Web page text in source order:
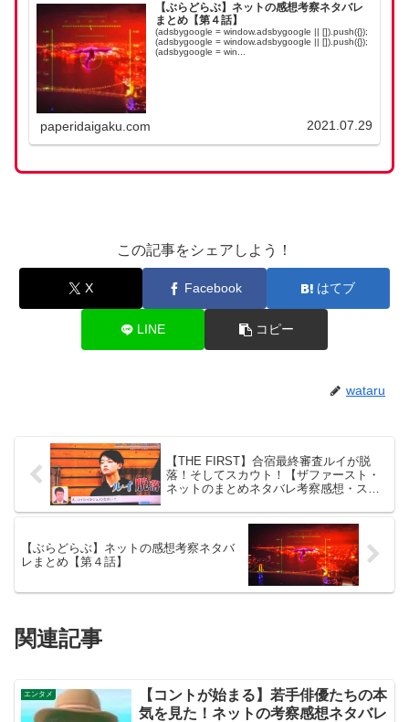
【ぶらどらぶ】ネットの感想考察ネタバレ
まとめ【第４話】
(adsbygoogle = window.adsbygoogle || []).push({});
(adsbygoogle = window.adsbygoogle || []).push({});
(adsbygoogle = win...
paperidaigaku.com 2021.07.29
この記事をシェアしよう！
X Facebook はてブ
LINE コピー
wataru
【THE FIRST】合宿最終審査ルイが脱
落！そしてスカウト！【ザファースト・
ネットのまとめネタバレ考察感想・スッ
【ぶらどらぶ】ネットの感想考察ネタバ
レまとめ【第４話】
関連記事
エンタメ
【コントが始まる】若手俳優たちの本
気を見た！ネットの考察感想ネタバレ